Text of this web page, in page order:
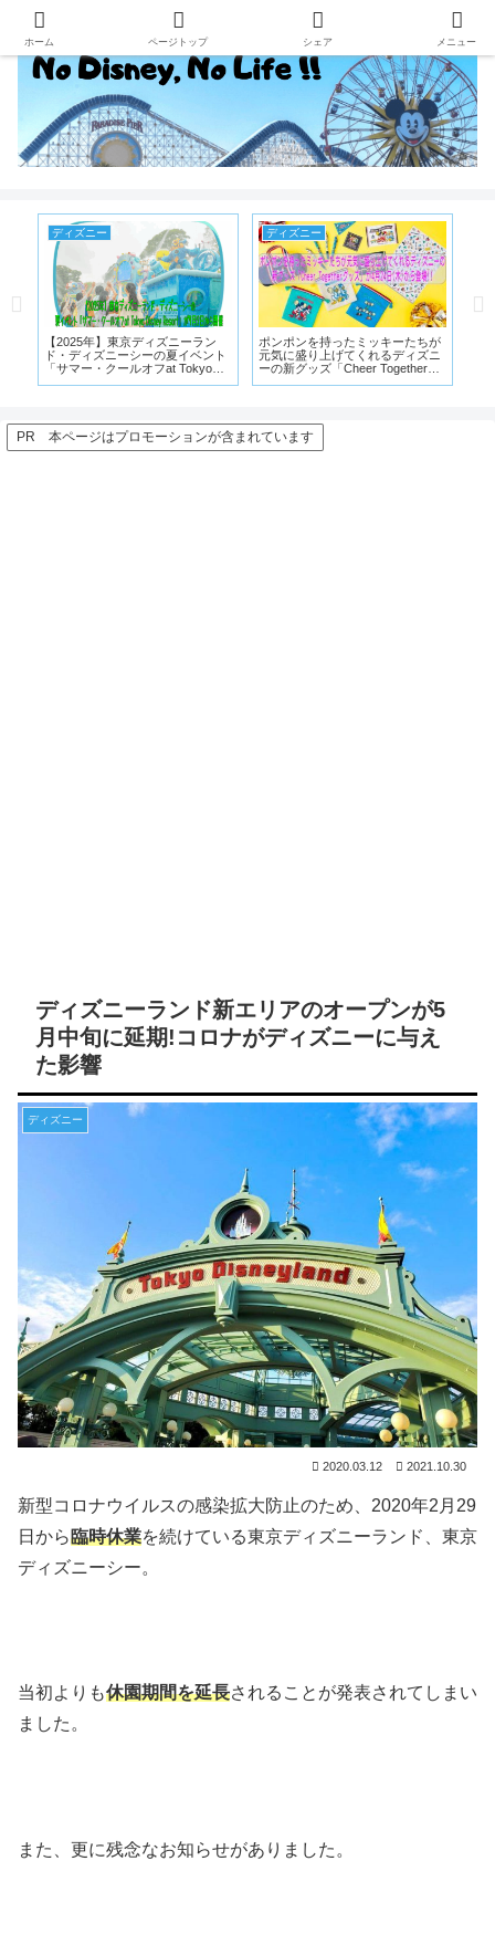
東京ディズニーラン
ニーシーの夏イベント
クールオフat Tokyo
ディズニー
ポンポンを持ったミッキーたちが
元気に盛り上げてくれるディズニ
ーの新グッズ「Cheer Togetherグ
ディズニーランド
【東京ディズニーラ
アトラクション 怖
グTOP5
PR 本ページはプロモーションが含まれています
ディズニーランド新エリアのオープンが5
月中旬に延期!コロナがディズニーに与え
た影響
ディズニー
2020.03.12 2021.10.30
新型コロナウイルスの感染拡大防止のため、2020年2月29
日から臨時休業を続けている東京ディズニーランド、東京
ディズニーシー。
当初よりも休園期間を延長されることが発表されてしまい
ました。
また、更に残念なお知らせがありました。
ホーム ページトップ シェア メニュー